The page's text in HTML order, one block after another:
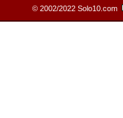
© 2002/2022 Solo10.com